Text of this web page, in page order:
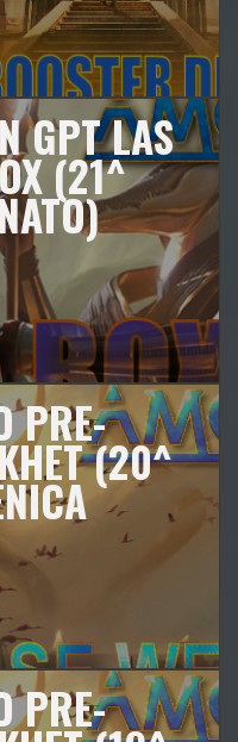
GPT LAS
(21^
PRE-
(20^
PRE-